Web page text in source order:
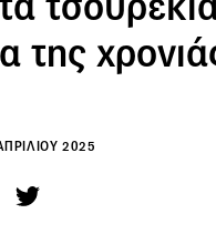
Έρευνες
Υγεία &
της
2025